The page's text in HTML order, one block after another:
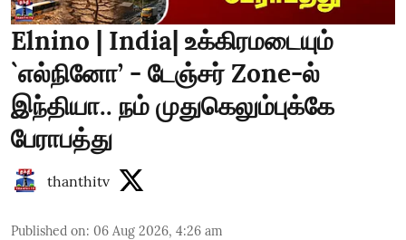
Elnino | India| உக்கிரமடையும்
`எல்நினோ’ - டேஞ்சர் Zone-ல்
இந்தியா.. நம் முதுகெலும்புக்கே
பேராபத்து
thanthitv
Published on: 06 Aug 2026, 4:26 am